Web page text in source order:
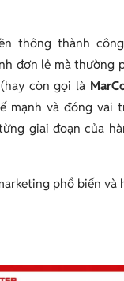
thông thành
đơn lẻ mà thường
còn gọi là
mạnh và đóng vai
giai đoạn của
phổ biến và